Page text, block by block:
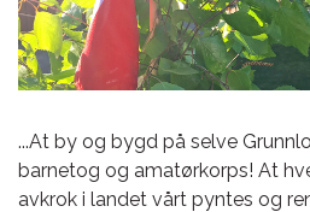
...At by og bygd på selve
barnetog og amatørkorps! At
avkrok i landet vårt pyntes og